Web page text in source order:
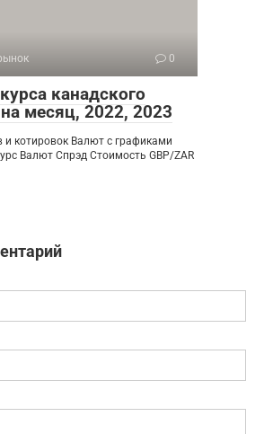
0
канадского
месяц, 2022, 2023
и котировок Валют с графиками
Валют Спрэд Стоимость GBP/ZAR